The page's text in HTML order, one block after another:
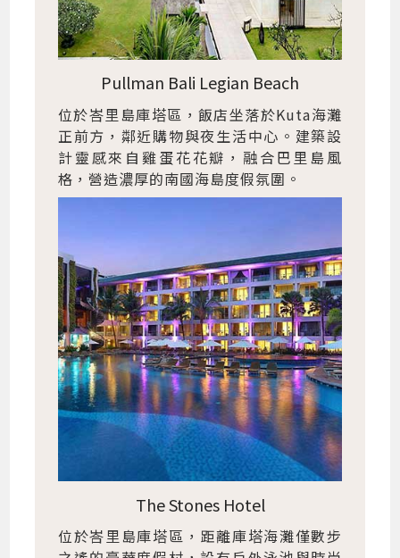
Pullman Bali Legian Beach
位於峇里島庫塔區，飯店坐落於Kuta海灘
正前方，鄰近購物與夜生活中心。建築設
計靈感來自雞蛋花花瓣，融合巴里島風
格，營造濃厚的南國海島度假氛圍。
The Stones Hotel
位於峇里島庫塔區，距離庫塔海灘僅數步